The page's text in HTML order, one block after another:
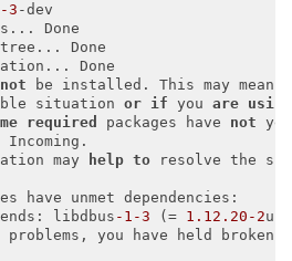
-3 -dev
Done
tree... Done
not be installed. This may mean
situation or if you are using
required packages have not
Incoming.
may help to resolve the
have unmet dependencies:
libdbus -1 -3 (= 1.12 .20 -2
you have held broken